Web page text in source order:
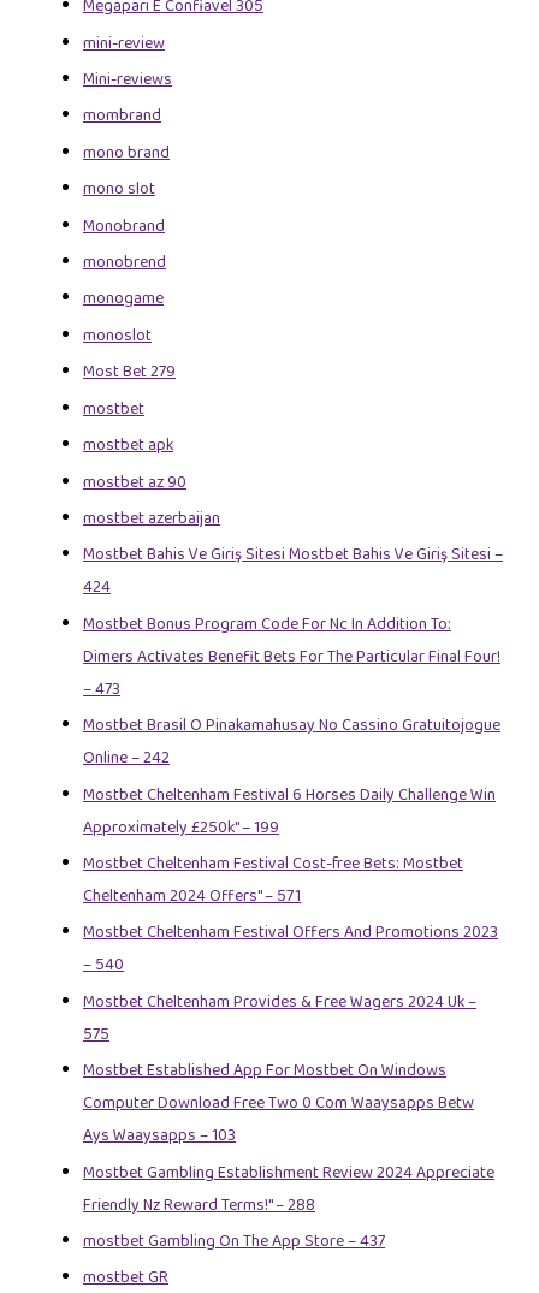
Megapari E Confiavel 305
mini-review
Mini-reviews
mombrand
mono brand
mono slot
Monobrand
monobrend
monogame
monoslot
Most Bet 279
mostbet
mostbet apk
mostbet az 90
mostbet azerbaijan
Mostbet Bahis Ve Giriş Sitesi Mostbet Bahis Ve Giriş Sitesi –
424
Mostbet Bonus Program Code For Nc In Addition To:
Dimers Activates Benefit Bets For The Particular Final Four!
– 473
Mostbet Brasil O Pinakamahusay No Cassino Gratuitojogue
Online – 242
Mostbet Cheltenham Festival 6 Horses Daily Challenge Win
Approximately £250k" – 199
Mostbet Cheltenham Festival Cost-free Bets: Mostbet
Cheltenham 2024 Offers" – 571
Mostbet Cheltenham Festival Offers And Promotions 2023
– 540
Mostbet Cheltenham Provides & Free Wagers 2024 Uk –
575
Mostbet Established App For Mostbet On Windows
Computer Download Free Two 0 Com Waaysapps Betw
Ays Waaysapps – 103
Mostbet Gambling Establishment Review 2024 Appreciate
Friendly Nz Reward Terms!" – 288
‎mostbet Gambling On The App Store – 437
mostbet GR